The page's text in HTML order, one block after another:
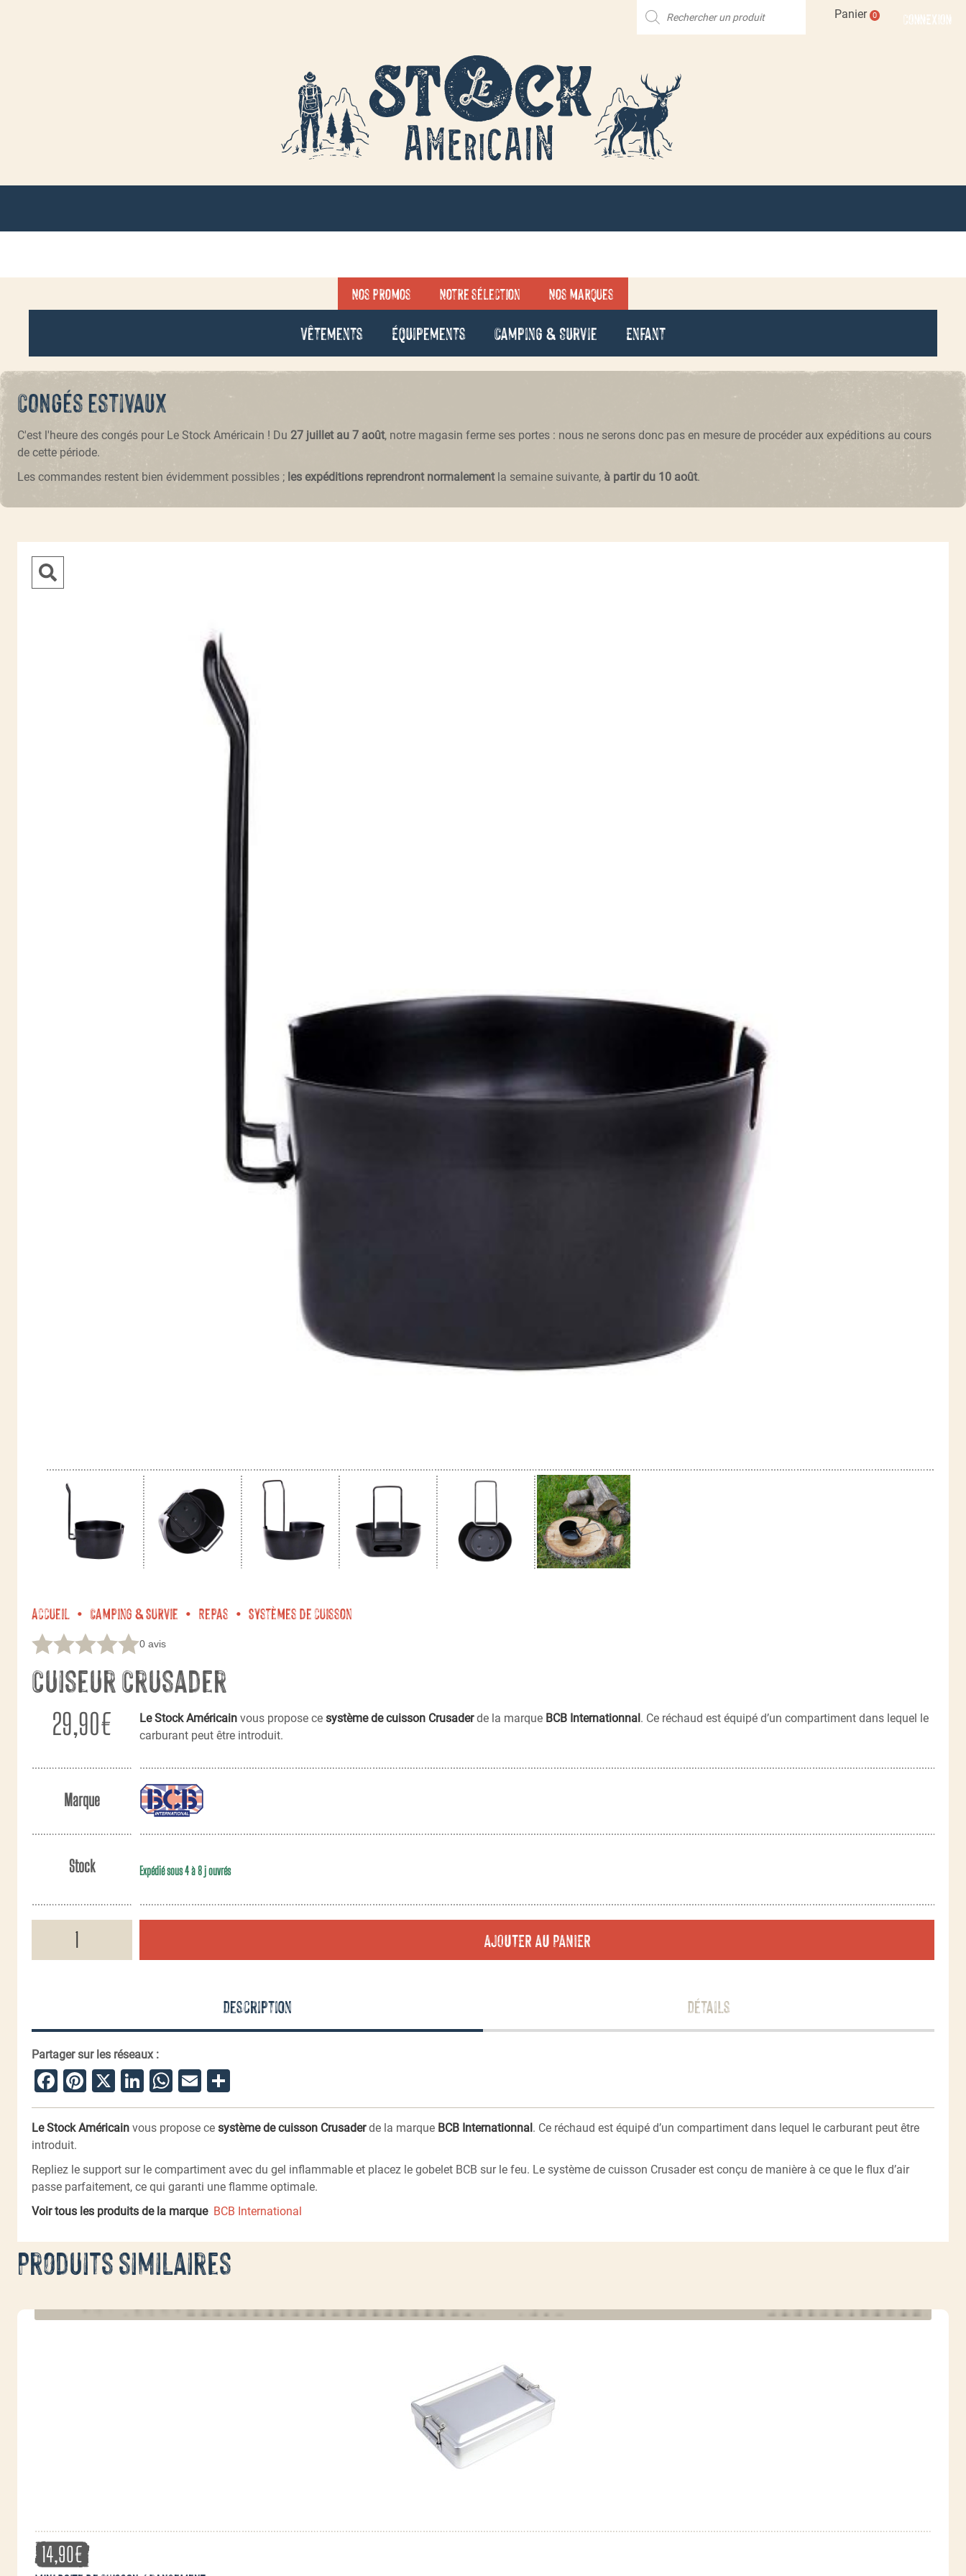
Panier 0 CONNEXION
Nos promos Notre sélection Nos marques
Vêtements Équipements Camping & Survie Enfant
Congés estivaux
C'est l'heure des congés pour Le Stock Américain ! Du 27 juillet au 7 août, notre magasin ferme ses portes : nous ne serons donc pas en mesure de procéder aux expéditions au cours
de cette période.
Les commandes restent bien évidemment possibles ; les expéditions reprendront normalementla semaine suivante, à partir du 10 août.
Accueil Camping & Survie Repas Systèmes de cuisson
0 avis
Cuiseur Crusader
29,90€ Le Stock Américain vous propose ce système de cuisson Crusaderde la marque BCB Internationnal . Ce réchaud est équipé d’un compartiment dans lequel le
carburant peut être introduit.
Marque
Stock Expédié sous 4 à 8 j ouvrés
AJOUTER AU PANIER
Description Détails
Partager sur les réseaux :
Facebook
Pinterest
X LinkedIn
WhatsApp
Email
Le Stock Américain vous propose ce système de cuisson Crusaderde la marque BCB Internationnal. Ce réchaud est équipé d’un compartiment dans lequel le carburant peut être
introduit.
Repliez le support sur le compartiment avec du gel inflammable et placez le gobelet BCB sur le feu. Le système de cuisson Crusader est conçu de manière à ce que le flux d’air
passe parfaitement, ce qui garanti une flamme optimale.
Voir tous les produits de la marque BCB International
Produits similaires
14,90€